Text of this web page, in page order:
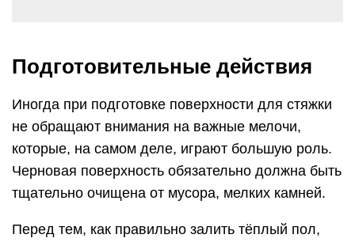
Подготовительные действия
Иногда при подготовке поверхности для стяжки
не обращают внимания на важные мелочи,
которые, на самом деле, играют большую роль.
Черновая поверхность обязательно должна быть
тщательно очищена от мусора, мелких камней.
Перед тем, как правильно залить тёплый пол,